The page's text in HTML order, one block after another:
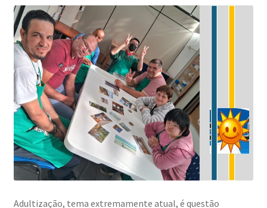
Contato
Adultização, tema extremamente atual, é questão